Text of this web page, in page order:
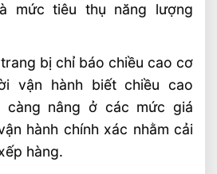
mức tiêu thụ năng lượng
bị chỉ báo chiều cao cơ
vận hành biết chiều cao
càng nâng ở các mức giá
hành chính xác nhằm cải
hàng.